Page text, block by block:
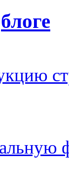
блоге